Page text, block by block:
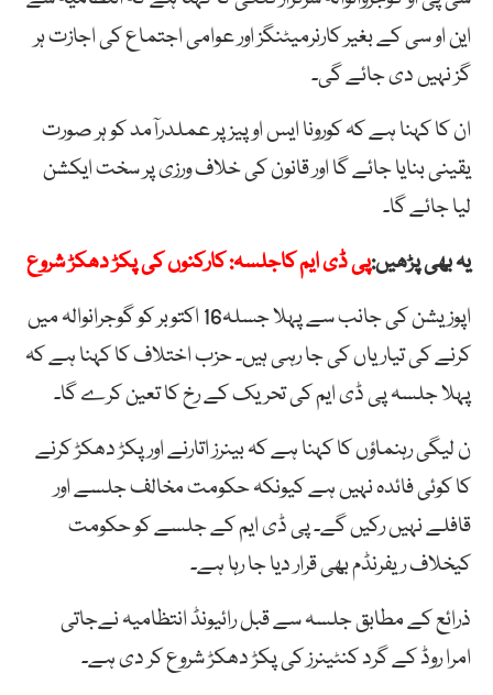
این او سی کے بغیر کارنرمیٹنگز اور عوامی اجتماع کی اجازت ہر
گز نہیں دی جائے گی۔
ان کا کہنا ہے کہ کورونا ایس او پیز پر عملدرآمد کو ہر صورت
یقینی بنایا جائے گا اور قانون کی خلاف ورزی پر سخت ایکشن
لیا جائے گا۔
یہ بھی پڑھیں:پی ڈی ایم کاجلسہ: کارکنوں کی پکڑ دھکڑ شروع
اپوزیشن کی جانب سے پہلا جسلہ16 اکتوبر کو گوجرانوالہ میں
کرنے کی تیاریاں کی جا رہی ہیں۔ حزب اختلاف کا کہنا ہے کہ
پہلا جلسہ پی ڈی ایم کی تحریک کے رخ کا تعین کرے گا۔
ن لیگی رہنماؤں کا کہنا ہے کہ بینرز اتارنے اور پکڑ دھکڑ کرنے
کا کوئی فائدہ نہیں ہے کیونکہ حکومت مخالف جلسے اور
قافلے نہیں رکیں گے۔ پی ڈی ایم کے جلسے کو حکومت
کیخلاف ریفرنڈم بھی قرار دیا جا رہا ہے۔
ذرائع کے مطابق جلسہ سے قبل رائیونڈ انتظامیہ نےجاتی
امرا روڈ کے گرد کنٹینرز کی پکڑ دھکڑ شروع کر دی ہے۔